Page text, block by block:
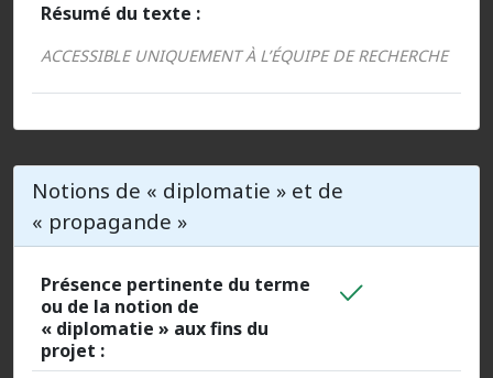
Résumé du texte :
ACCESSIBLE UNIQUEMENT À L’ÉQUIPE DE RECHERCHE
Notions de « diplomatie » et de
« propagande »
Présence pertinente du terme
ou de la notion de
« diplomatie » aux fins du
projet :